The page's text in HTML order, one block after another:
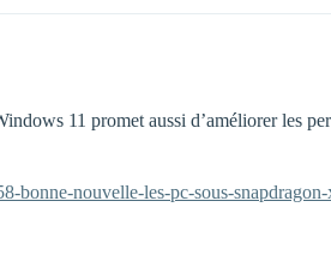
11 promet aussi d’améliorer les
bonne-nouvelle-les-pc-sous-